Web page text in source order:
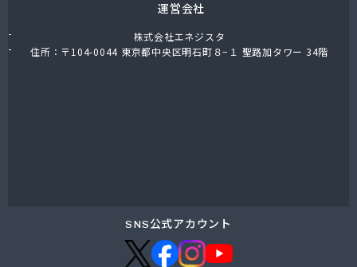
丸井商店外之原支店
丸金薪炭店
橋本産業株式会社 名古屋営業所
玉屋プロパン株式会社
運営会社
株式会社エネジスタ
住所：〒104-0044 東京都中央区明石町８−１ 聖路加タワー 34階
SNS公式アカウント